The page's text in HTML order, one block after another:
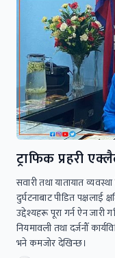
ट्राफिक प्रहरी
सवारी तथा यातायात
दुर्घटनाबाट पीडित पक्षलाई
उद्देश्यहरू पूरा गर्न ऐन जारी
नियमावली तथा दर्जनौँ
भने कमजोर देखिन्छ।